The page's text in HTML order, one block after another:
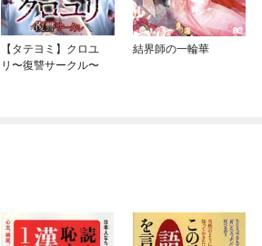
【タテヨミ】クロユ
リ〜復讐サークル〜
結界師の一輪華